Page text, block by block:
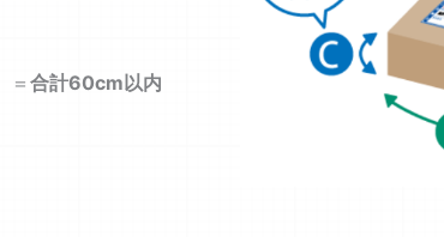
＝ 合計60cm以内